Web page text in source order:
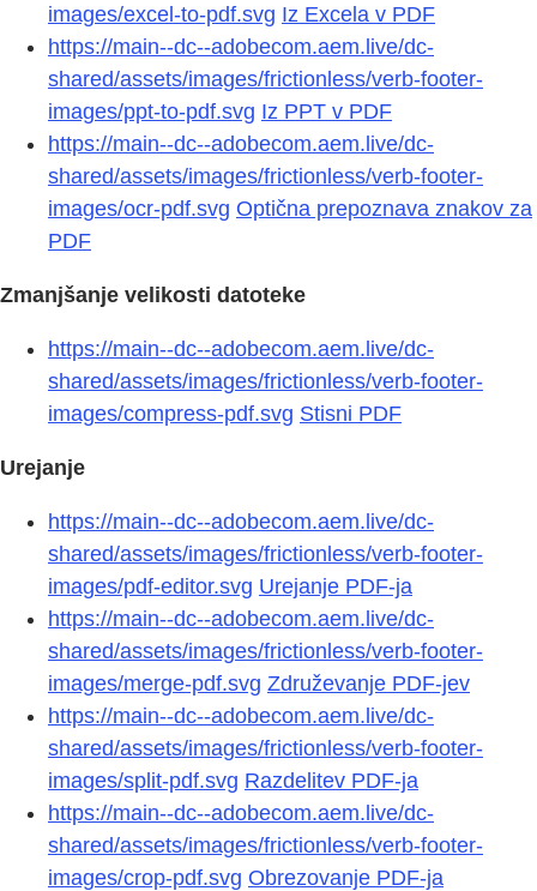
images/excel-to-pdf.svg Iz Excela v PDF
https://main--dc--adobecom.aem.live/dc-
shared/assets/images/frictionless/verb-footer-
images/ppt-to-pdf.svg Iz PPT v PDF
https://main--dc--adobecom.aem.live/dc-
shared/assets/images/frictionless/verb-footer-
images/ocr-pdf.svg Optična prepoznava znakov za
PDF
Zmanjšanje velikosti datoteke
https://main--dc--adobecom.aem.live/dc-
shared/assets/images/frictionless/verb-footer-
images/compress-pdf.svg Stisni PDF
Urejanje
https://main--dc--adobecom.aem.live/dc-
shared/assets/images/frictionless/verb-footer-
images/pdf-editor.svg Urejanje PDF-ja
https://main--dc--adobecom.aem.live/dc-
shared/assets/images/frictionless/verb-footer-
images/merge-pdf.svg Združevanje PDF-jev
https://main--dc--adobecom.aem.live/dc-
shared/assets/images/frictionless/verb-footer-
images/split-pdf.svg Razdelitev PDF-ja
https://main--dc--adobecom.aem.live/dc-
shared/assets/images/frictionless/verb-footer-
images/crop-pdf.svg Obrezovanje PDF-ja